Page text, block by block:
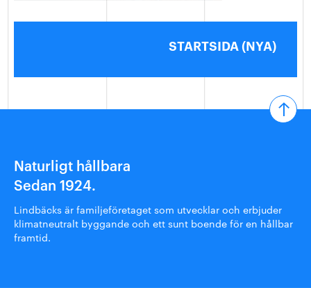
STARTSIDA (NYA)
Naturligt hållbara
Sedan 1924.
Lindbäcks är familjeföretaget som utvecklar och erbjuder
klimatneutralt byggande och ett sunt boende för en hållbar
framtid.